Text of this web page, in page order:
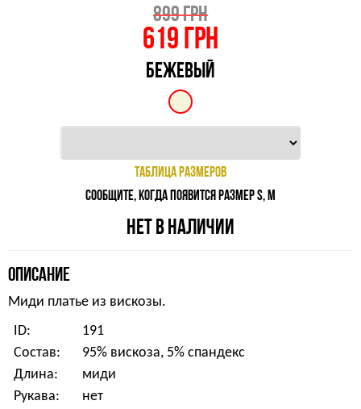
899 ГРН
619ГРН
БЕЖЕВЫЙ
ТАБЛИЦА РАЗМЕРОВ
СООБЩИТЕ, КОГДА ПОЯВИТСЯ РАЗМЕР S, M
НЕТ В НАЛИЧИИ
ОПИСАНИЕ
Миди платье из вискозы.
ID:
191
Состав:
95% вискоза, 5% спандекс
Длина:
миди
Рукава:
нет